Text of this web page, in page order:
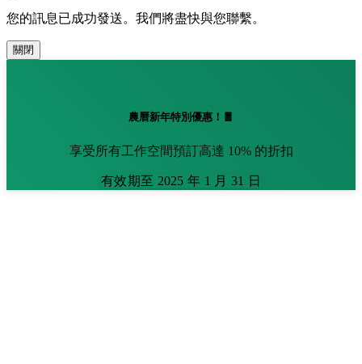
您的訊息已成功發送。我們將盡快與您聯繫。
關閉
農曆新年特別優惠！🧧
享受所有工作空間預訂高達 10% 的折扣
有效期至 2025 年 1 月 31 日